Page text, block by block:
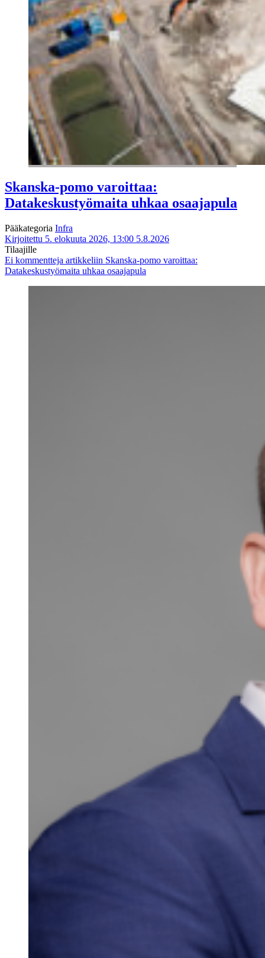
Skanska-pomo varoittaa:
Datakeskustyömaita uhkaa osaajapula
Pääkategoria Infra
Kirjoitettu 5. elokuuta 2026, 13:00 5.8.2026
Tilaajille
Ei kommentteja artikkeliin Skanska-pomo varoittaa:
Datakeskustyömaita uhkaa osaajapula